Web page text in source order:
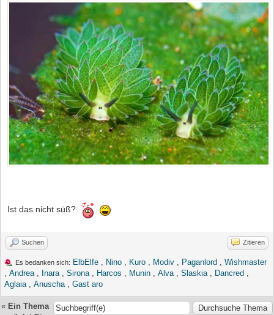
Ist das nicht süß?
Suchen Zitieren
Es bedanken sich: ElbElfe , Nino , Kuro , Modiv , Paganlord , Wishmaster
, Andrea, Inara, Sirona, Harcos , Munin , Alva, Slaskia, Dancred ,
Aglaia, Anuscha, Gast aro
« Ein Thema